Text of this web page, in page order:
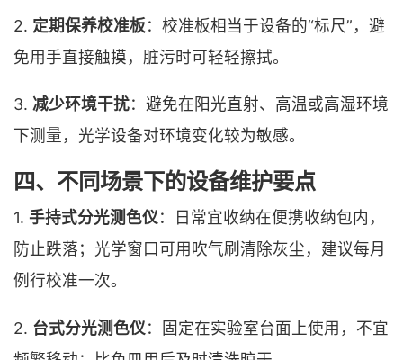
2. 定期保养校准板：校准板相当于设备的“标尺”，避
免用手直接触摸，脏污时可轻轻擦拭。
3. 减少环境干扰：避免在阳光直射、高温或高湿环境
下测量，光学设备对环境变化较为敏感。
四、不同场景下的设备维护要点
1. 手持式分光测色仪：日常宜收纳在便携收纳包内，
防止跌落；光学窗口可用吹气刷清除灰尘，建议每月
例行校准一次。
2. 台式分光测色仪：固定在实验室台面上使用，不宜